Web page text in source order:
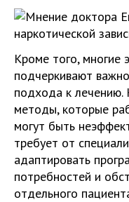
Кроме того, многие
подчеркивают
подхода к лечению.
методы, которые
могут быть
требует от
адаптировать
потребностей и
отдельного